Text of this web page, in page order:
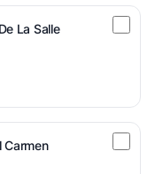
La Salle
Carmen